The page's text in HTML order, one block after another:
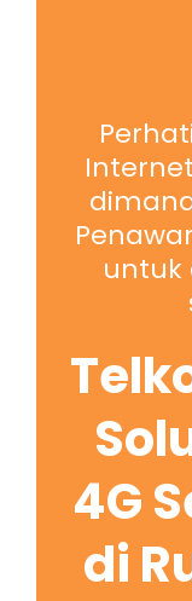
untuk
4G
di